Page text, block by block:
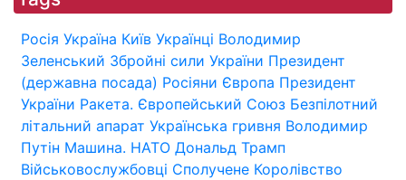
Росія Україна Київ Українці Володимир
Зеленський Збройні сили України Президент
(державна посада) Росіяни Європа Президент
України Ракета. Європейський Союз Безпілотний
літальний апарат Українська гривня Володимир
Путін Машина. НАТО Дональд Трамп
Військовослужбовці Сполучене Королівство